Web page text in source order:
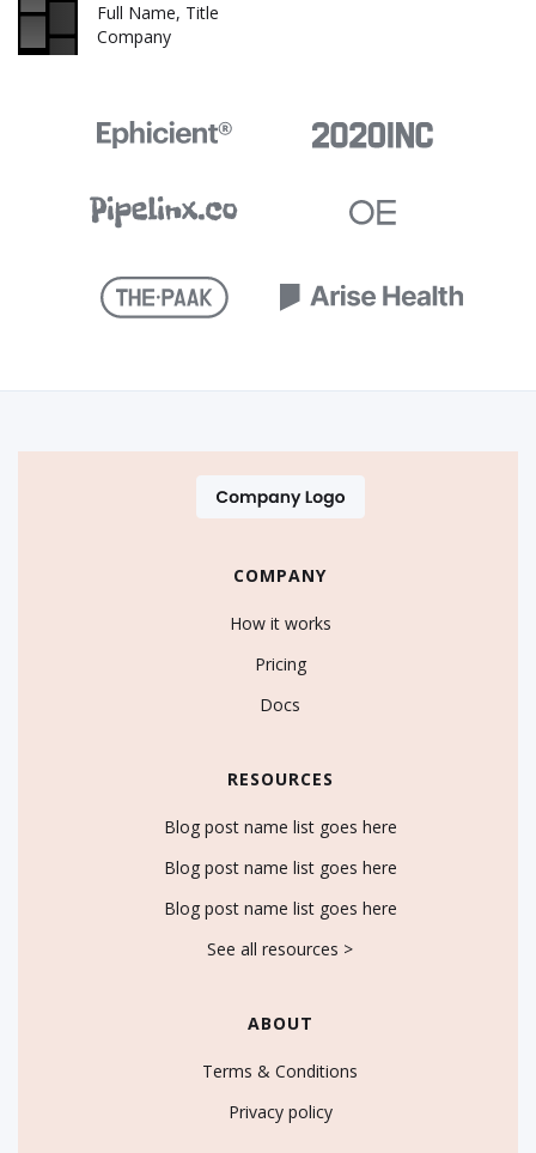
Full Name, Title
Company
COMPANY
How it works
Pricing
Docs
RESOURCES
Blog post name list goes here
Blog post name list goes here
Blog post name list goes here
See all resources >
ABOUT
Terms & Conditions
Privacy policy